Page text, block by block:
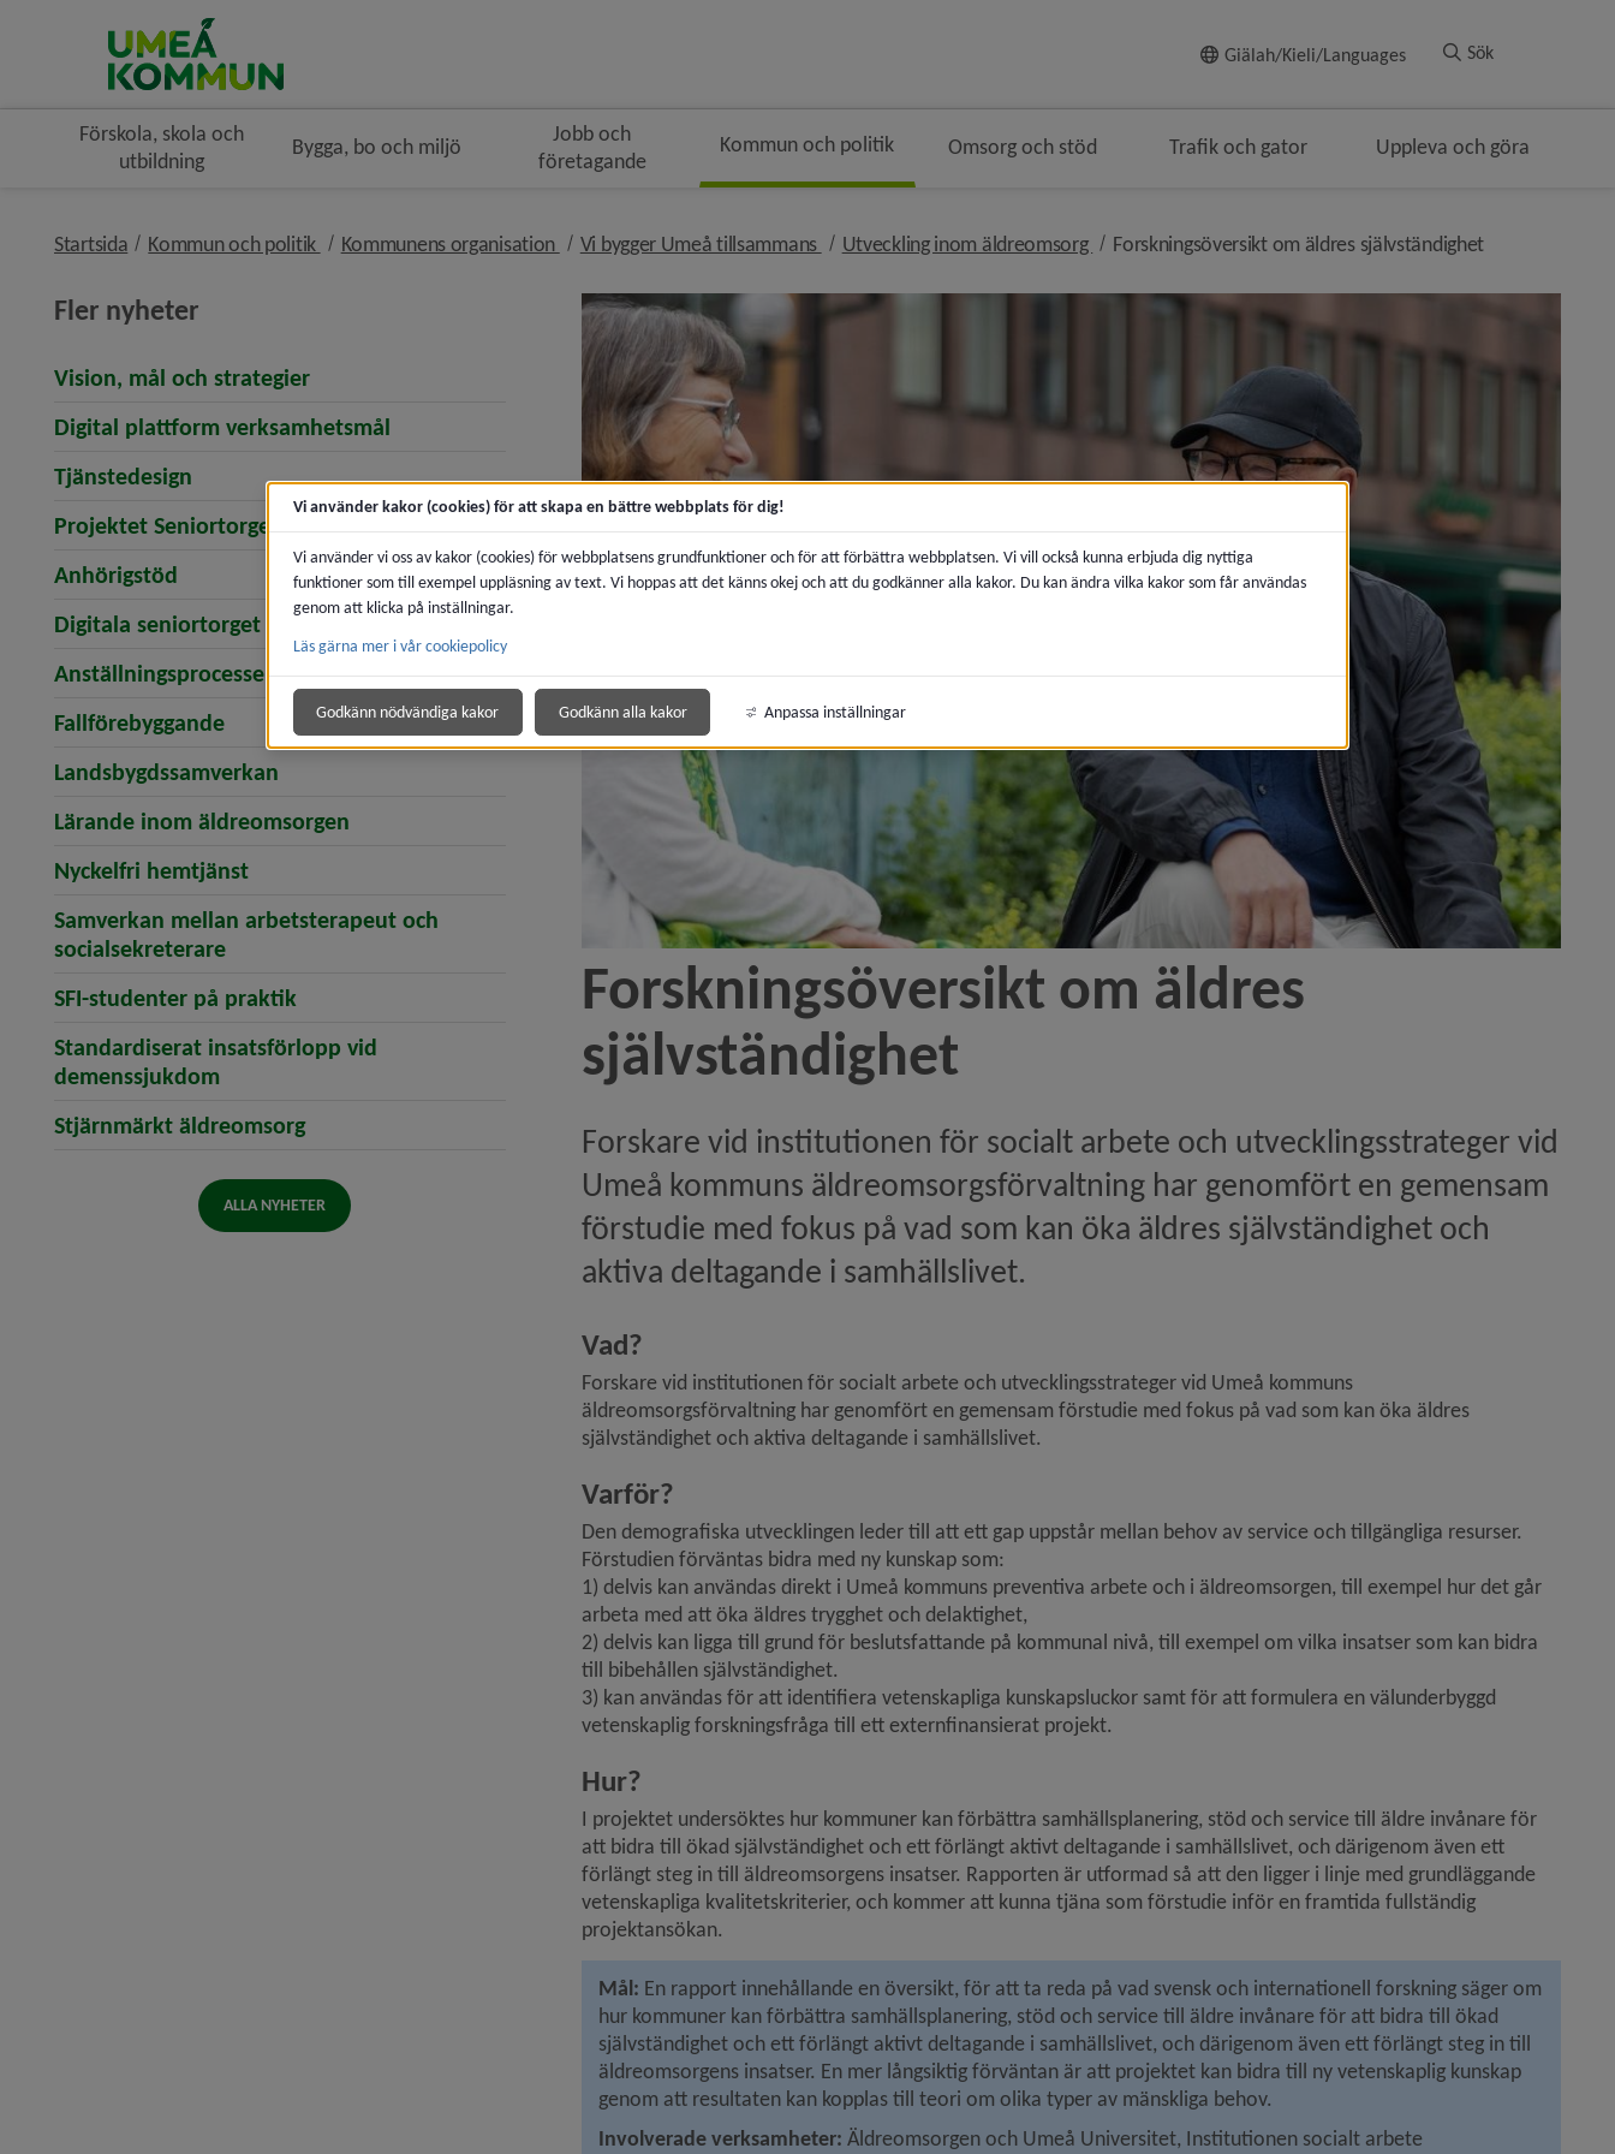
Giälah/Kieli/Languages Sök
Förskola, skola och
utbildning
Bygga, bo och miljö
Jobb och
företagande
Kommun och politik Omsorg och stöd Trafik och gator Uppleva och göra
Startsida Kommun och politik nivå i brödsmulenavigeringen
Kommunens organisation nivå i brödsmulenavigeringen
Vi bygger Umeå tillsammans nivå i brödsmulenavigeringen
Utveckling inom äldreomsorg nivå i brödsmulenavigeringen
Forskningsöversikt om äldres självständighetnivå i
Fler nyheter
Vision, mål och strategier
Digital plattform verksamhetsmål
Tjänstedesign
Projektet Seniortorget
Anhörigstöd
Digitala seniortorget
Anställningsprocessen
Fallförebyggande
Landsbygdssamverkan
Lärande inom äldreomsorgen
Nyckelfri hemtjänst
Samverkan mellan arbetsterapeut och
socialsekreterare
SFI-studenter på praktik
Standardiserat insatsförlopp vid
demenssjukdom
Stjärnmärkt äldreomsorg
ALLA NYHETER
Forskningsöversikt om äldres
självständighet
Forskare vid institutionen för socialt arbete och utvecklingsstrateger vid
Umeå kommuns äldreomsorgsförvaltning har genomfört en gemensam
förstudie med fokus på vad som kan öka äldres självständighet och
aktiva deltagande i samhällslivet.
Vad?
Forskare vid institutionen för socialt arbete och utvecklingsstrateger vid Umeå kommuns
äldreomsorgsförvaltning har genomfört en gemensam förstudie med fokus på vad som kan öka äldres
självständighet och aktiva deltagande i samhällslivet.
Varför?
Den demografiska utvecklingen leder till att ett gap uppstår mellan behov av service och tillgängliga resurser.
Förstudien förväntas bidra med ny kunskap som:
1) delvis kan användas direkt i Umeå kommuns preventiva arbete och i äldreomsorgen, till exempel hur det går
arbeta med att öka äldres trygghet och delaktighet,
2) delvis kan ligga till grund för beslutsfattande på kommunal nivå, till exempel om vilka insatser som kan bidra
till bibehållen självständighet.
3) kan användas för att identifiera vetenskapliga kunskapsluckor samt för att formulera en välunderbyggd
vetenskaplig forskningsfråga till ett externfinansierat projekt.
Hur?
I projektet undersöktes hur kommuner kan förbättra samhällsplanering, stöd och service till äldre invånare för
att bidra till ökad självständighet och ett förlängt aktivt deltagande i samhällslivet, och därigenom även ett
förlängt steg in till äldreomsorgens insatser. Rapporten är utformad så att den ligger i linje med grundläggande
vetenskapliga kvalitetskriterier, och kommer att kunna tjäna som förstudie inför en framtida fullständig
projektansökan.
Mål: En rapport innehållande en översikt, för att ta reda på vad svensk och internationell forskning säger om
hur kommuner kan förbättra samhällsplanering, stöd och service till äldre invånare för att bidra till ökad
självständighet och ett förlängt aktivt deltagande i samhällslivet, och därigenom även ett förlängt steg in till
äldreomsorgens insatser. En mer långsiktig förväntan är att projektet kan bidra till ny vetenskaplig kunskap
genom att resultaten kan kopplas till teori om olika typer av mänskliga behov.
Involverade verksamheter: Äldreomsorgen och Umeå Universitet, Institutionen socialt arbete
Vi använder kakor (cookies) för att skapa en bättre webbplats för dig!
Vi använder vi oss av kakor (cookies) för webbplatsens grundfunktioner och för att förbättra webbplatsen. Vi vill också kunna erbjuda dig nyttiga
funktioner som till exempel uppläsning av text. Vi hoppas att det känns okej och att du godkänner alla kakor. Du kan ändra vilka kakor som får användas
genom att klicka på inställningar.
Läs gärna mer i vår cookiepolicy
Godkänn nödvändiga kakor Godkänn alla kakor Anpassa inställningar